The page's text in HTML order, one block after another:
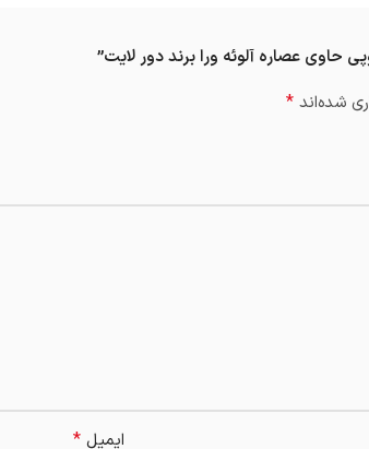
حاوی عصاره آلوئه ورا برند دور لایت”
شده‌اند *
ایمیل *